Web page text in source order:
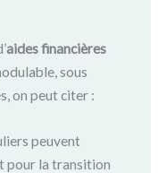
aides financières
sous
on peut citer :
peuvent
pour la transition